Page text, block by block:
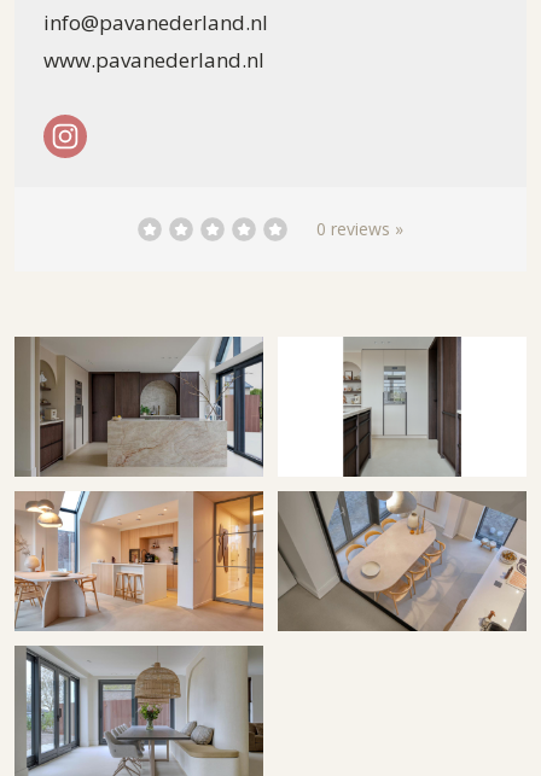
info@pavanederland.nl
www.pavanederland.nl
0 reviews »